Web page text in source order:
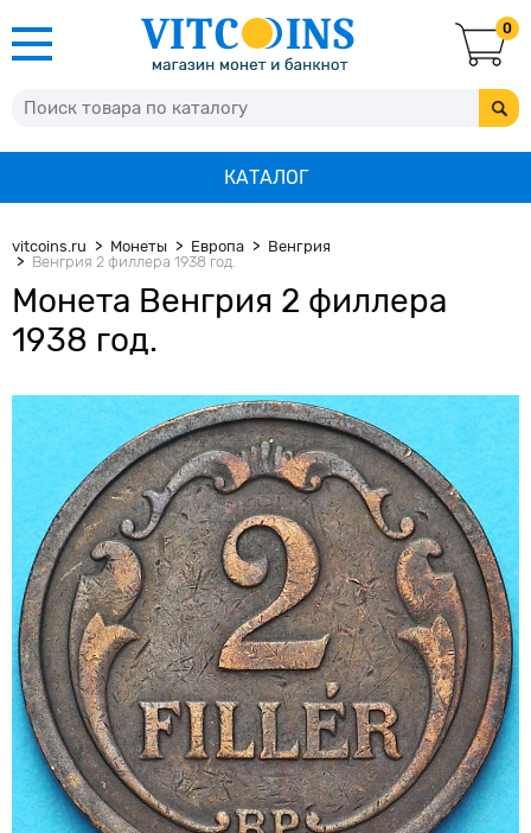
0
КАТАЛОГ
vitcoins.ru Монеты Европа
Венгрия
Венгрия 2 филлера 1938 год.
Монета Венгрия 2 филлера
1938 год.